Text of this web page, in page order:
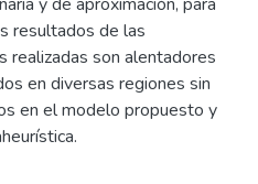
resultados de las
realizadas son alentadores
en diversas regiones sin
en el modelo propuesto y